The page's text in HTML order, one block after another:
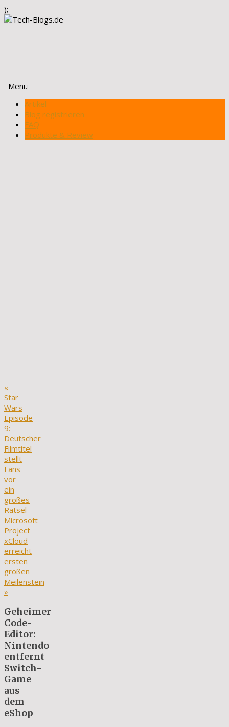
);
Menü
Zum
Inhalt
springen
Artikel
Blog registrieren
FAQ
Produkte & Review
«
Star
Wars
Episode
9:
Deutscher
Filmtitel
stellt
Fans
vor
ein
großes
Rätsel
Microsoft
Project
xCloud
erreicht
ersten
großen
Meilenstein
»
Geheimer
Code-
Editor:
Nintendo
entfernt
Switch-
Game
aus
dem
eShop